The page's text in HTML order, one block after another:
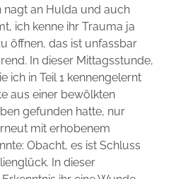
nagt an Hulda und auch
ich kenne ihr Trauma ja
öffnen, das ist unfassbar
In dieser Mittagsstunde,
ich in Teil 1 kennengelernt
aus einer bewölkten
gefunden hatte, nur
mit erhobenem
Obacht, es ist Schluss
In dieser